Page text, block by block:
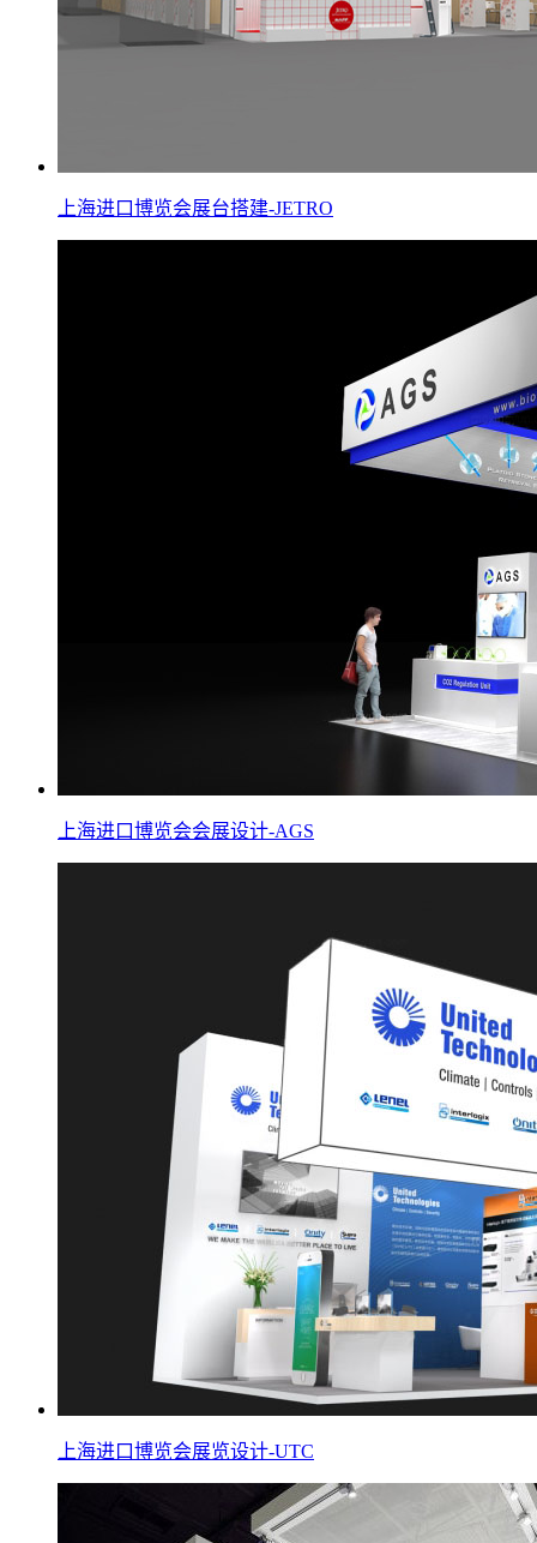
上海进口博览会展台搭建-JETRO
上海进口博览会会展设计-AGS
上海进口博览会展览设计-UTC